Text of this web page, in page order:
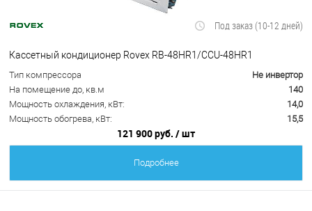
Под заказ (10-12 дней)
Кассетный кондиционер Rovex RB-48HR1/CCU-48HR1
Тип компрессора
Не инвертор
На помещение до, кв.м
140
Мощность охлаждения, кВт:
14,0
Мощность обогрева, кВт:
15,5
121 900 руб. / шт
Подробнее